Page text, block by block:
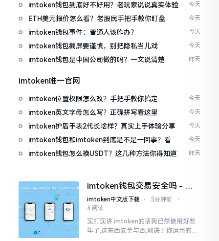
imtoken钱包到底好不好用？老玩家说说真实体验 今天
ETH美元报价怎么看？老股民手把手教你盯盘 今天
imtoken钱包事件：普通人该咋办？ 今天
imtoken钱包截屏要谨慎，别把隐私当儿戏 今天
imtoken钱包是中国公司做的吗？一文说清楚 昨天
imtoken唯一官网
imtoken位置权限怎么改？手把手教你搞定 今天
imtoken英文字母怎么写？正确拼写看这里 今天
imtoken护盾手表2代长啥样？真实上手体验分享 今天
imtoken钱包和imtoken到底是不是一回事？看完
就懂了
今天
imtoken钱包怎么换USDT？这几种方法你得知道 昨天
imtoken钱包交易安全吗 - 老
用户的一些心里话
imtoken中文版下载 ⋅ 5分钟前
⋅
4 阅读
实打实讲,imtoken的话我已然使用好些
年了,这东西安全与否,取决于你运用的方